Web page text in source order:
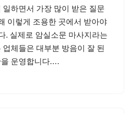
일하면서 가장 많이 받은 질문
이렇게 조용한 곳에서 받아야
. 실제로 암실소문 마사지라는
업체들은 대부분 방음이 잘 된
을 운영합니다.…